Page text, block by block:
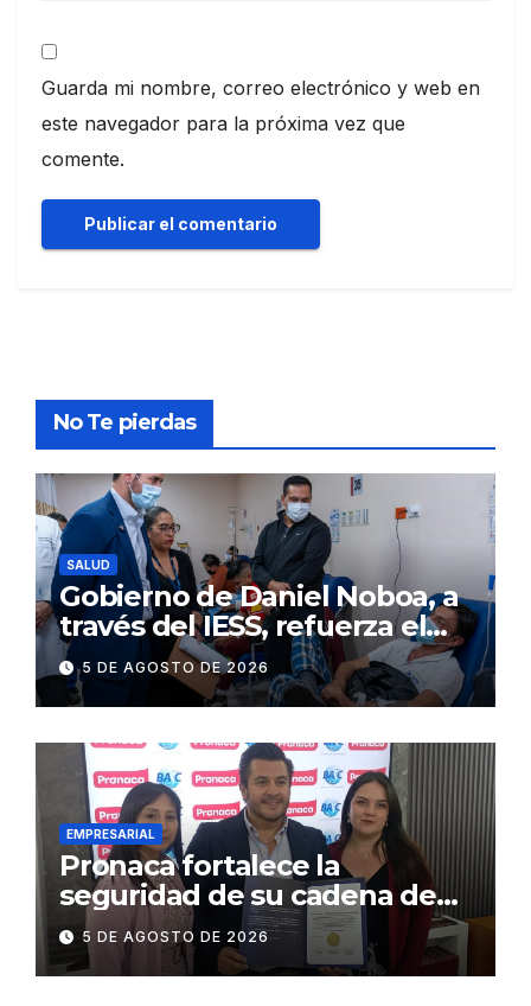
Guarda mi nombre, correo electrónico y web en
este navegador para la próxima vez que
comente.
No Te pierdas
SALUD
Gobierno de Daniel Noboa, a
través del IESS, refuerza el
abastecimiento de insulina
en 86 establecimientos de
salud
5 DE AGOSTO DE 2026
EMPRESARIAL
Pronaca fortalece la
seguridad de su cadena de
suministro con certificación
BASC en dos plantas
5 DE AGOSTO DE 2026